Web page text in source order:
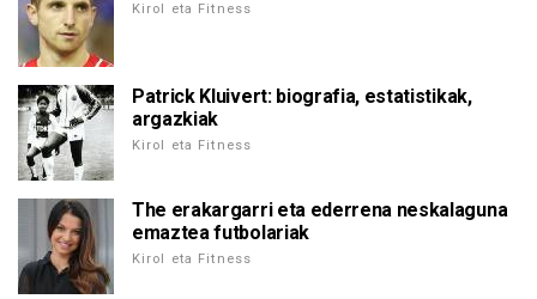
Kirol eta Fitness
Patrick Kluivert: biografia, estatistikak,
argazkiak
Kirol eta Fitness
The erakargarri eta ederrena neskalaguna
emaztea futbolariak
Kirol eta Fitness